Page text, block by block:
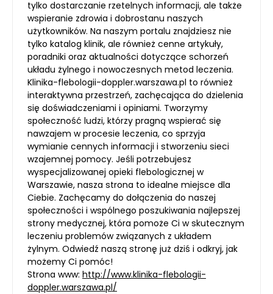
tylko dostarczanie rzetelnych informacji, ale także
wspieranie zdrowia i dobrostanu naszych
użytkowników. Na naszym portalu znajdziesz nie
tylko katalog klinik, ale również cenne artykuły,
poradniki oraz aktualności dotyczące schorzeń
układu żylnego i nowoczesnych metod leczenia.
Klinika-flebologii-doppler.warszawa.pl to również
interaktywna przestrzeń, zachęcająca do dzielenia
się doświadczeniami i opiniami. Tworzymy
społeczność ludzi, którzy pragną wspierać się
nawzajem w procesie leczenia, co sprzyja
wymianie cennych informacji i stworzeniu sieci
wzajemnej pomocy. Jeśli potrzebujesz
wyspecjalizowanej opieki flebologicznej w
Warszawie, nasza strona to idealne miejsce dla
Ciebie. Zachęcamy do dołączenia do naszej
społeczności i wspólnego poszukiwania najlepszej
strony medycznej, która pomoże Ci w skutecznym
leczeniu problemów związanych z układem
żylnym. Odwiedź naszą stronę już dziś i odkryj, jak
możemy Ci pomóc!
Strona www: http://www.klinika-flebologii-
doppler.warszawa.pl/